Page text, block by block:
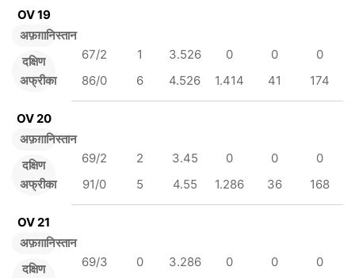
OV 19
अफ़ग़ानिस्तान
दक्षिण
अफ्रीका
67/2 1 3.526 0 0
0
86/0
6 4.526 1.414 41 174
OV 20
अफ़ग़ानिस्तान
दक्षिण
अफ्रीका
69/2 2 3.45 0 0
0
91/0
5 4.55 1.286 36 168
OV 21
अफ़ग़ानिस्तान
दक्षिण
69/3 0 3.286 0 0
0